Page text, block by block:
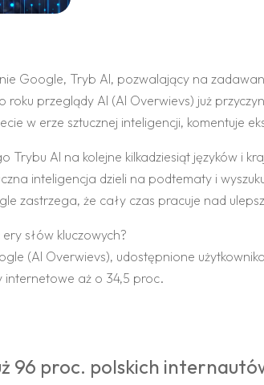
Google, Tryb AI, pozwalający na
przeglądy AI (AI Overwievs) już
w erze sztucznej inteligencji, komentuje
AI na kolejne kilkadziesiąt języków i
inteligencja dzieli na podtematy i
zastrzega, że cały czas pracuje nad
słów kluczowych?
(AI Overwievs), udostępnione
internetowe aż o 34,5 proc.
96 proc. polskich